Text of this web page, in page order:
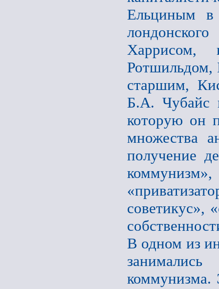
Ельциным в
Харрисом,
старшим,
Б.А. Чубайс
которую он
множества
получение
советикус»,
В одном из
коммунизма.